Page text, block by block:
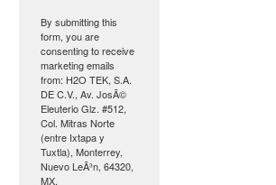
By submitting this
form, you are
consenting to receive
marketing emails
from: H2O TEK, S.A.
DE C.V., Av. JosÃ©
Eleuterio Glz. #512,
Col. Mitras Norte
(entre Ixtapa y
Tuxtla), Monterrey,
Nuevo LeÃ³n, 64320,
MX,